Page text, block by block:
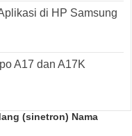
di HP Samsung
A17 dan A17K
(sinetron) Nama